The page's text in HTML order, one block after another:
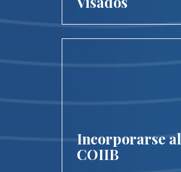
Incorporarse al
COIIB